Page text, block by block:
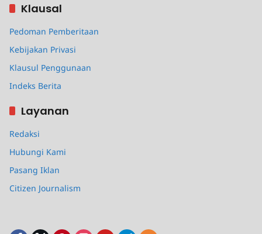
Klausal
Pedoman Pemberitaan
Kebijakan Privasi
Klausul Penggunaan
Indeks Berita
Layanan
Redaksi
Hubungi Kami
Pasang Iklan
Citizen Journalism